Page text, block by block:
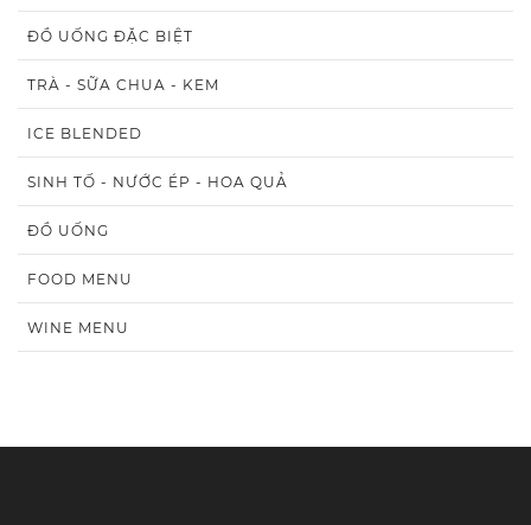
ĐỒ UỐNG ĐẶC BIỆT
TRÀ - SỮA CHUA - KEM
ICE BLENDED
SINH TỐ - NƯỚC ÉP - HOA QUẢ
ĐỒ UỐNG
FOOD MENU
WINE MENU